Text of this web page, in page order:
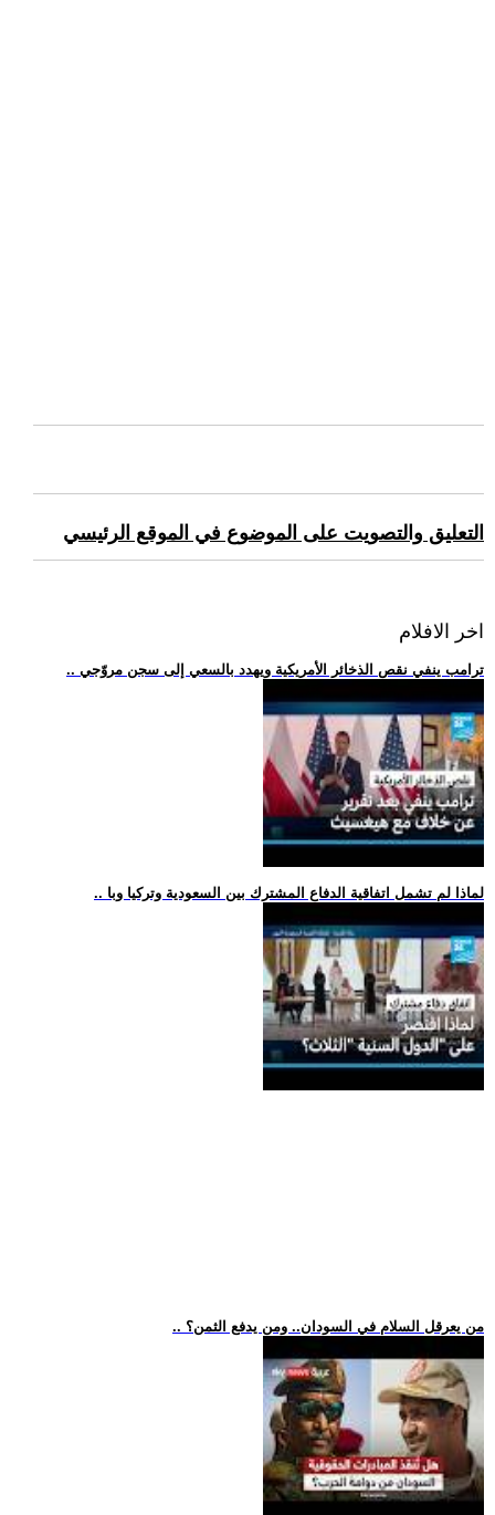
التعليق والتصويت على الموضوع في الموقع الرئيسي
اخر الافلام
.. ترامب ينفي نقص الذخائر الأمريكية ويهدد بالسعي إلى سجن مروّجي
.. لماذا لم تشمل اتفاقية الدفاع المشترك بين السعودية وتركيا وبا
.. من يعرقل السلام في السودان.. ومن يدفع الثمن؟